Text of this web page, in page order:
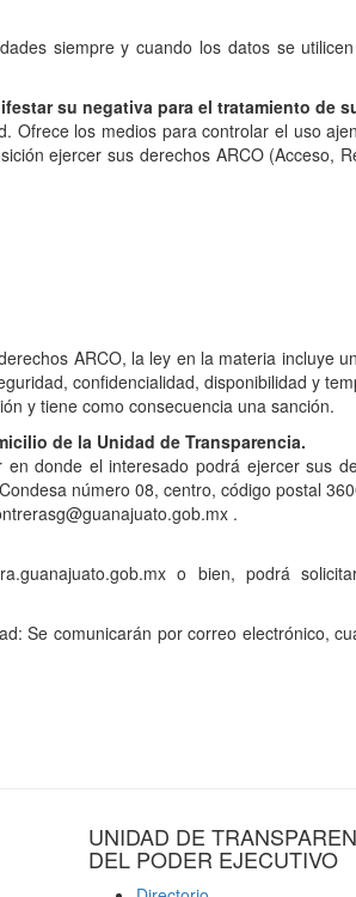
siempre y cuando los datos se
su negativa para el tratamiento de
los medios para controlar el uso
ejercer sus derechos ARCO (Acceso,
ARCO, la ley en la materia incluye
confidencialidad, disponibilidad y
y tiene como consecuencia una sanción.
de la Unidad de Transparencia.
donde el interesado podrá ejercer sus
número 08, centro, código postal
.
o bien, podrá
Se comunicarán por correo electrónico,
UNIDAD DE
DEL PODER EJECUTIVO